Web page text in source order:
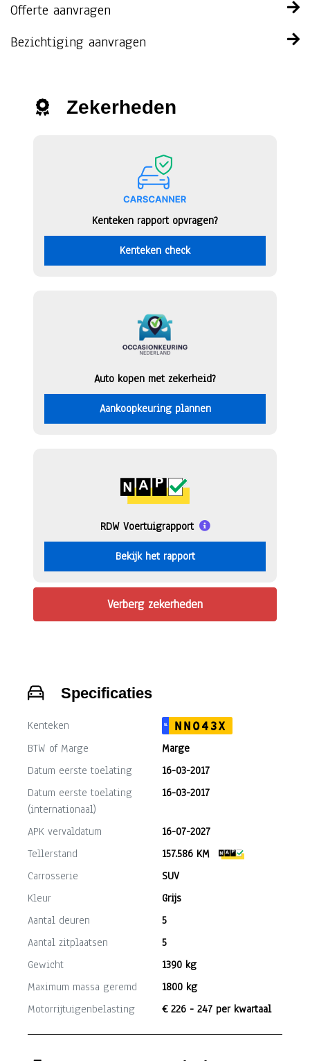
Offerte aanvragen
Bezichtiging aanvragen
Zekerheden
Kenteken rapport opvragen?
Kenteken check
Auto kopen met zekerheid?
Aankoopkeuring plannen
RDW Voertuigrapport
Bekijk het rapport
Verberg zekerheden
Specificaties
Kenteken NL
NN043X
BTW of Marge
Marge
Datum eerste toelating
16-03-2017
Datum eerste toelating
(internationaal)
16-03-2017
APK vervaldatum
16-07-2027
Tellerstand
157.586 KM
Carrosserie
SUV
Kleur
Grijs
Aantal deuren
5
Aantal zitplaatsen
5
Gewicht
1390 kg
Maximum massa geremd
1800 kg
Motorrijtuigenbelasting
€ 226 - 247 per kwartaal